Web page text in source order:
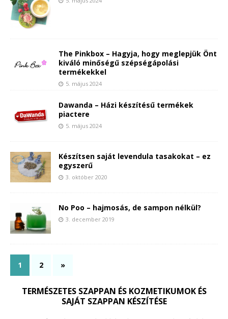
The Pinkbox – Hagyja, hogy meglepjük Önt
kiváló minőségű szépségápolási
termékekkel
5. május 2024
Dawanda – Házi készítésű termékek
piactere
5. május 2024
Készítsen saját levendula tasakokat – ez
egyszerű
3. október 2020
No Poo – hajmosás, de sampon nélkül?
3. december 2019
1 2 »
TERMÉSZETES SZAPPAN ÉS KOZMETIKUMOK ÉS
SAJÁT SZAPPAN KÉSZÍTÉSE